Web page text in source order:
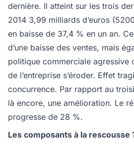
dernière. Il atteint sur les trois
2014 3,99 milliards d’euros
en baisse de 37,4 % en un an.
d’une baisse des ventes, mais
politique commerciale agressive
de l’entreprise s’éroder. Effet
concurrence. Par rapport au
là encore, une amélioration. Le
progresse de 28 %.
Les composants à la rescousse